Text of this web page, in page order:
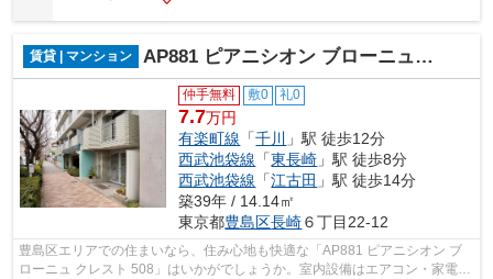
賃貸 | マンション AP881 ピアニシオン ブローニュ クレスト 508
仲手無料 敷0 礼0
7.7万円
有楽町線 「千川 」駅 徒歩12分
西武池袋線 「東長崎 」駅 徒歩8分
西武池袋線 「江古田 」駅 徒歩14分
築39年 / 14.14㎡
東京都豊島区長崎６丁目22-12
豊島区エリアでの住まいなら、住み心地も快適な「AP881 ピアニシオン ブ
ローニュ クレスト 508」はいかがでしょうか。室内設備はエアコン・家電付